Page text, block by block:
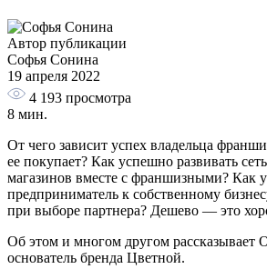
Автор публикации
Софья Сонина
19 апреля 2022
4 193 просмотра
8 мин.
От чего зависит успех владельца
ее покупает? Как успешно развивать
магазинов вместе с франшизными? Как
предприниматель к собственному
при выборе партнера? Дешево — это
Об этом и многом другом рассказывает
основатель бренда Цветной.